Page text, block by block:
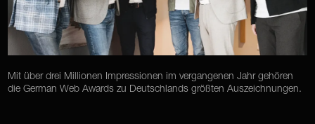
Mit über drei Millionen Impressionen im vergangenen Jahr gehören
die German Web Awards zu Deutschlands größten Auszeichnungen.